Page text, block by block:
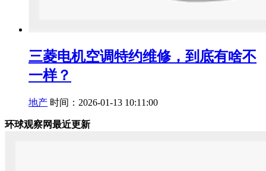
三菱电机空调特约维修，到底有啥不
一样？
地产 时间：2026-01-13 10:11:00
环球观察网最近更新